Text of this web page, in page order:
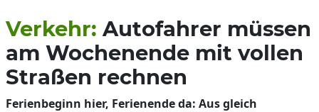
Verkehr: Autofahrer müssen
am Wochenende mit vollen
Straßen rechnen
Ferienbeginn hier, Ferienende da: Aus gleich